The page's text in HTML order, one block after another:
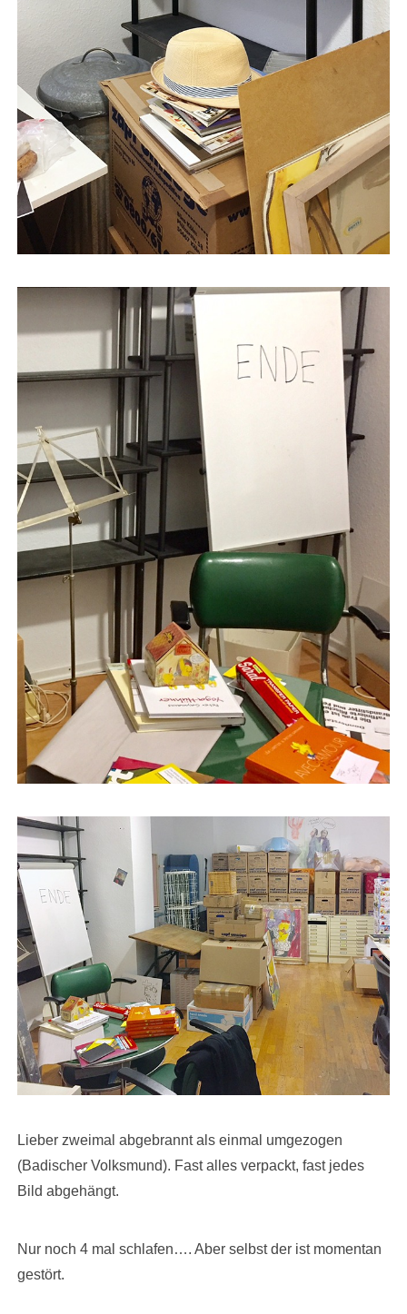
Lieber zweimal abgebrannt als einmal umgezogen
(Badischer Volksmund). Fast alles verpackt, fast jedes
Bild abgehängt.
Nur noch 4 mal schlafen…. Aber selbst der ist momentan
gestört.